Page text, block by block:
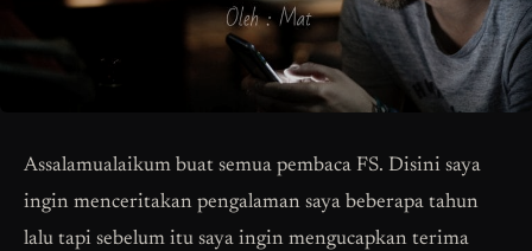
Assalamualaikum buat semua pembaca FS. Disini saya
ingin menceritakan pengalaman saya beberapa tahun
lalu tapi sebelum itu saya ingin mengucapkan terima